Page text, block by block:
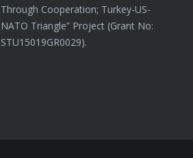
Through Cooperation; Turkey-US-
NATO Triangle” Project (Grant No:
STU15019GR0029).